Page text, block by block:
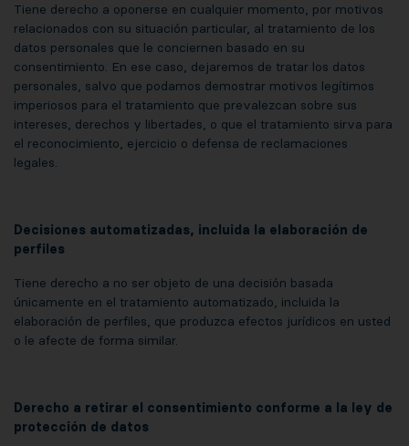
Tiene derecho a oponerse en cualquier momento, por motivos
relacionados con su situación particular, al tratamiento de los
datos personales que le conciernen basado en su
consentimiento. En ese caso, dejaremos de tratar los datos
personales, salvo que podamos demostrar motivos legítimos
imperiosos para el tratamiento que prevalezcan sobre sus
intereses, derechos y libertades, o que el tratamiento sirva para
el reconocimiento, ejercicio o defensa de reclamaciones
legales.
Decisiones automatizadas, incluida la elaboración de
perfiles
Tiene derecho a no ser objeto de una decisión basada
únicamente en el tratamiento automatizado, incluida la
elaboración de perfiles, que produzca efectos jurídicos en usted
o le afecte de forma similar.
Derecho a retirar el consentimiento conforme a la ley de
protección de datos